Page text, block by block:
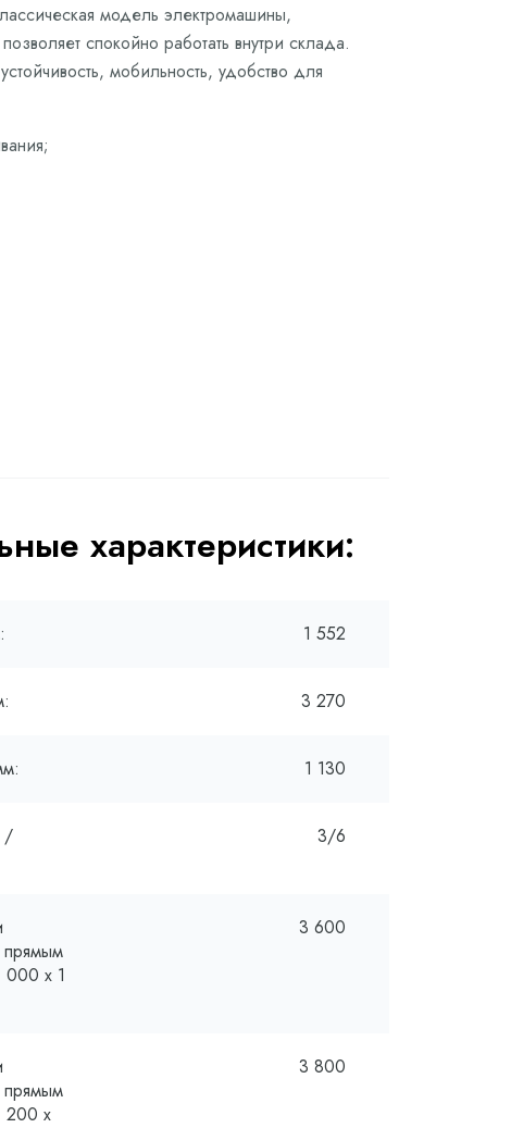
модель электромашины,
спокойно работать внутри склада.
мобильность, удобство для
характеристики:
1 552
3 270
1 130
/
3/6
прямым
000 х 1
3 600
прямым
200 x
3 800